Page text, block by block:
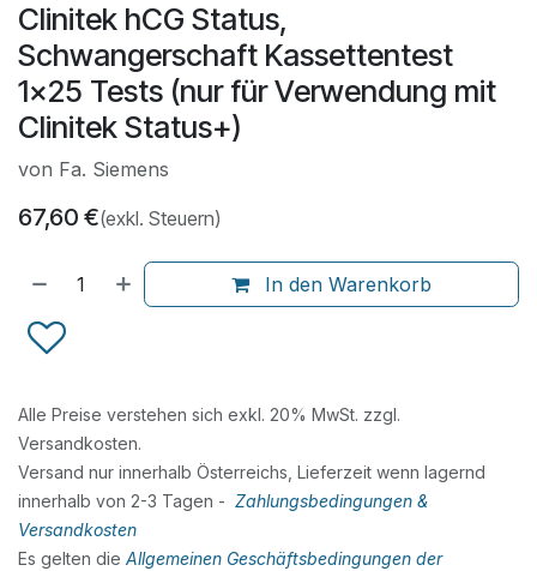
Clinitek hCG Status,
Schwangerschaft Kassettentest
1x25 Tests (nur für Verwendung mit
Clinitek Status+)
von Fa. Siemens
67,60 €(exkl. Steuern)
In den Warenkorb
Alle Preise verstehen sich exkl. 20% MwSt. zzgl.
Versandkosten.
Versand nur innerhalb Österreichs, Lieferzeit wenn lagernd
innerhalb von 2-3 Tagen - Zahlungsbedingungen &
Versandkosten
Es gelten die Allgemeinen Geschäftsbedingungen der